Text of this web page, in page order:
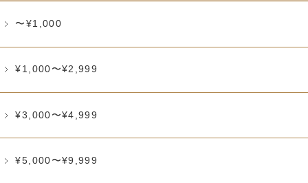
〜¥1,000
¥1,000〜¥2,999
¥3,000〜¥4,999
¥5,000〜¥9,999